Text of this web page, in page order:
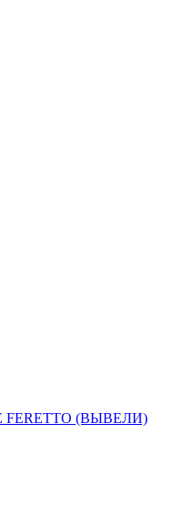
FERETTO (ВЫВЕЛИ)